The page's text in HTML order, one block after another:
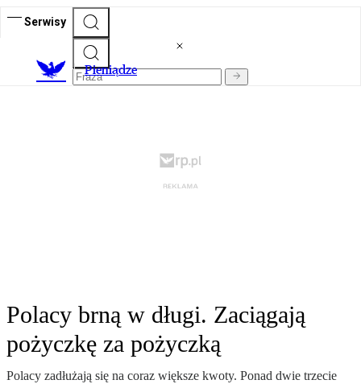
Serwisy
Pieniądze
Polacy brną w długi. Zaciągają
pożyczkę za pożyczką
Polacy zadłużają się na coraz większe kwoty. Ponad dwie trzecie